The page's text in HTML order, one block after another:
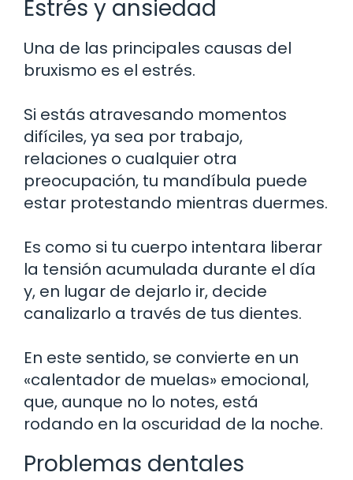
Estrés y ansiedad
Una de las principales causas del
bruxismo es el estrés.
Si estás atravesando momentos
difíciles, ya sea por trabajo,
relaciones o cualquier otra
preocupación, tu mandíbula puede
estar protestando mientras duermes.
Es como si tu cuerpo intentara liberar
la tensión acumulada durante el día
y, en lugar de dejarlo ir, decide
canalizarlo a través de tus dientes.
En este sentido, se convierte en un
«calentador de muelas» emocional,
que, aunque no lo notes, está
rodando en la oscuridad de la noche.
Problemas dentales